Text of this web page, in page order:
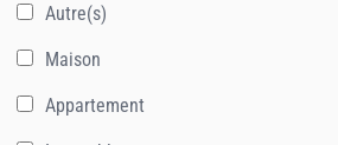
Autre(s)
Maison
Appartement